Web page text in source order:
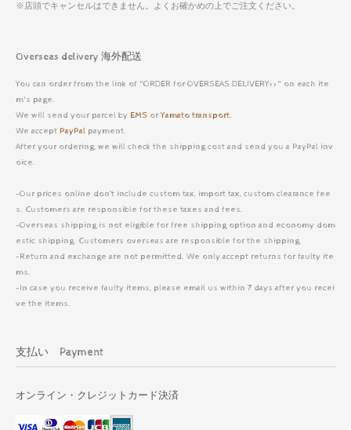
※店頭でキャンセルはできません。よくお確かめの上でご注文ください。
Overseas delivery 海外配送
You can order from the link of "ORDER for OVERSEAS DELIVERY>>" on each ite
m's page.
We will send your parcel by EMS orYamato transport.
We accept PayPal payment.
After your ordering, we will check the shipping cost and send you a PayPal inv
oice.
-Our prices online don’t include custom tax, import tax, custom clearance fee
s. Customers are responsible for these taxes and fees.
-Overseas shipping is not eligible for free shipping option and economy dom
estic shipping. Customers overseas are responsible for the shipping.
-Return and exchange are not permitted. We only accept returns for faulty ite
ms.
-In case you receive faulty items, please email us within 7 days after you recei
ve the items.
支払い Payment
オンライン・クレジットカード決済